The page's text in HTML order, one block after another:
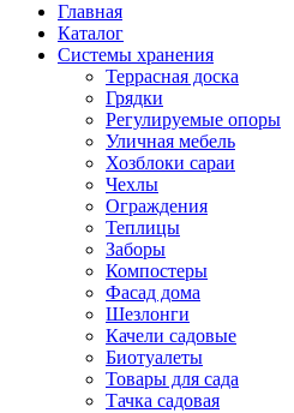
Главная
Каталог
Системы хранения
Террасная доска
Грядки
Регулируемые опоры
Уличная мебель
Хозблоки сараи
Чехлы
Ограждения
Теплицы
Заборы
Компостеры
Фасад дома
Шезлонги
Качели садовые
Биотуалеты
Товары для сада
Тачка садовая